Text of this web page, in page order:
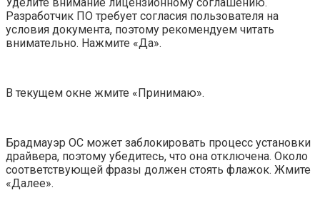
Разработчик ПО требует согласия пользователя на
условия документа, поэтому рекомендуем читать
внимательно. Нажмите «Да».
В текущем окне жмите «Принимаю».
Брадмауэр ОС может заблокировать процесс установки
драйвера, поэтому убедитесь, что она отключена. Около
соответствующей фразы должен стоять флажок. Жмите
«Далее».